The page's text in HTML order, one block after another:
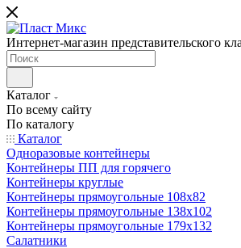
Интернет-магазин представительского
Каталог
По всему сайту
По каталогу
Каталог
Одноразовые контейнеры
Контейнеры ПП для горячего
Контейнеры круглые
Контейнеры прямоугольные 108х82
Контейнеры прямоугольные 138х102
Контейнеры прямоугольные 179х132
Салатники